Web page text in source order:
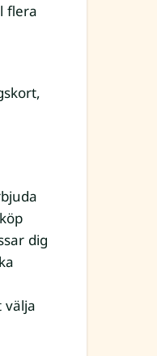
flera
dig
välja